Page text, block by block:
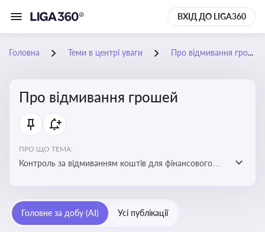
ВХІД ДО LIGA360
Головна Теми в центрі уваги Про відмивання грошей
Про відмивання грошей
ПРО ЩО ТЕМА:
Контроль за відмиванням коштів для фінансового
сплати податків. Вбудовування AML у договори та
Головне за добу (AI) Усі публікації